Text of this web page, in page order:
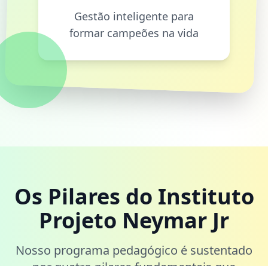
Gestão inteligente para
formar campeões na vida
Os Pilares do Instituto
Projeto Neymar Jr
Nosso programa pedagógico é sustentado